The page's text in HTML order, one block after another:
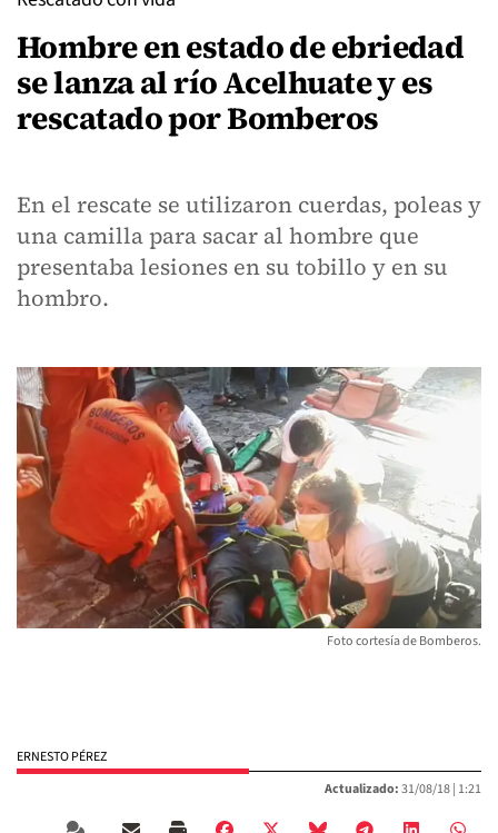
Hombre en estado de ebriedad
se lanza al río Acelhuate y es
rescatado por Bomberos
En el rescate se utilizaron cuerdas, poleas y
una camilla para sacar al hombre que
presentaba lesiones en su tobillo y en su
hombro.
Foto cortesía de Bomberos.
ERNESTO PÉREZ
Actualizado:31/08/18 | 1:21